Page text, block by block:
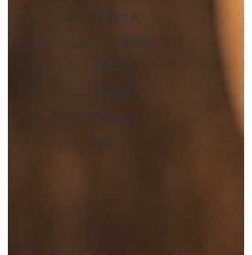
Italian Culture 意大利文化
Corporate Training 企業培訓
Cultural Events 文化活動
Career/Hiring 招聘